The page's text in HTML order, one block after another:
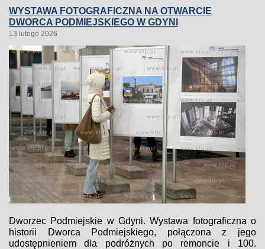
WYSTAWA FOTOGRAFICZNA NA OTWARCIE
DWORCA PODMIEJSKIEGO W GDYNI
13 lutego 2026
Dworzec Podmiejskie w Gdyni. Wystawa fotograficzna o
historii Dworca Podmiejskiego, połączona z jego
udostępnieniem dla podróżnych po remoncie i 100.